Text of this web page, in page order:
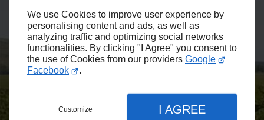
We use Cookies to improve user experience by
personalising content and ads, as well as
analyzing traffic and optimizing social networks
functionalities. By clicking "I Agree" you consent to
the use of Cookies from our providers Google
Facebook
.
Customize I AGREE
Contactez-nous
Mentions légales
Plan du site